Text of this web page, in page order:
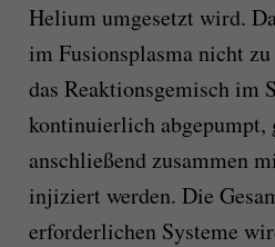
Helium umgesetzt wird.
im Fusionsplasma nicht
das Reaktionsgemisch im
kontinuierlich abgepumpt,
anschließend zusammen
injiziert werden. Die
erforderlichen Systeme